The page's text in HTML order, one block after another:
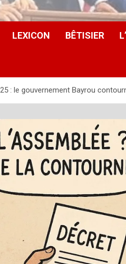
LEXICON BÊTISIER
: le gouvernement Bayrou